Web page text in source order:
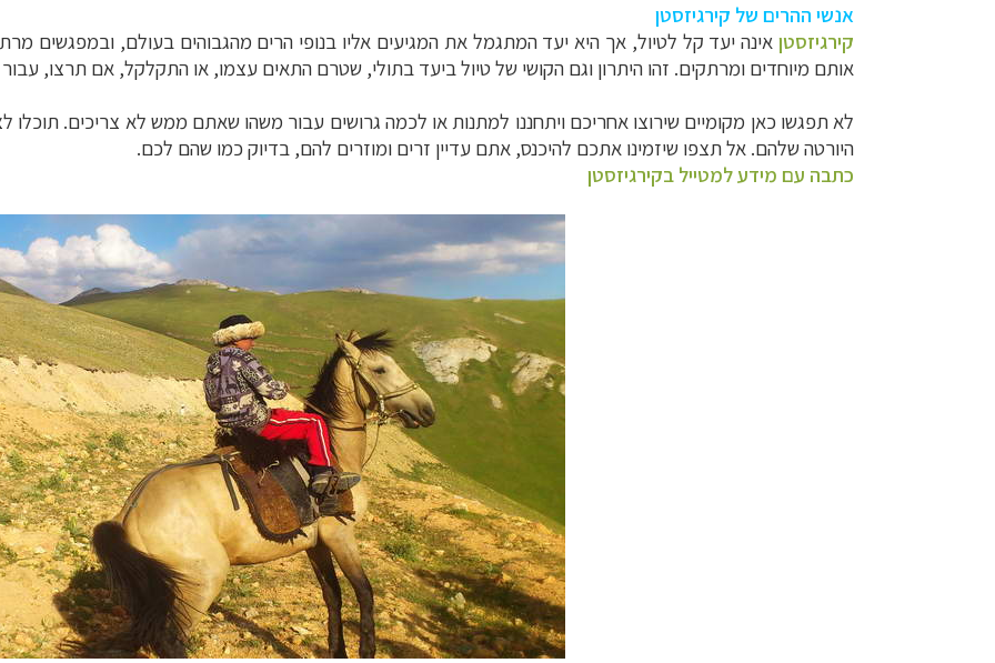
אנשי ההרים של קירגיזסטן
קירגיזסטן אינה יעד קל לטיול, אך היא יעד המתגמל את המגיעים אליו בנופי הרים מהגבוהים בעולם, ובמפגשים
אותם מיוחדים ומרתקים. זהו היתרון וגם הקושי של טיול ביעד בתולי, שטרם התאים עצמו, או התקלקל, אם תרצו, עבור
לא תפגשו כאן מקומיים שירוצו אחריכם ויתחננו למתנות או לכמה גרושים עבור משהו שאתם ממש לא צריכים.
היורטה שלהם. אל תצפו שיזמינו אתכם להיכנס, אתם עדיין זרים ומוזרים להם, בדיוק כמו שהם לכם.
כתבה עם מידע למטייל בקירגיזסטן